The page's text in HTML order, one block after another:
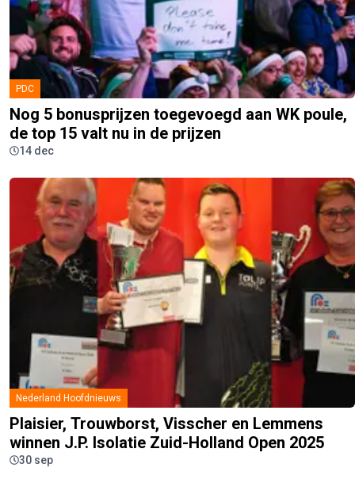
PDC
Nog 5 bonusprijzen toegevoegd aan WK poule,
de top 15 valt nu in de prijzen
14 dec
Nederland Hoofdnieuws
Plaisier, Trouwborst, Visscher en Lemmens
winnen J.P. Isolatie Zuid-Holland Open 2025
30 sep